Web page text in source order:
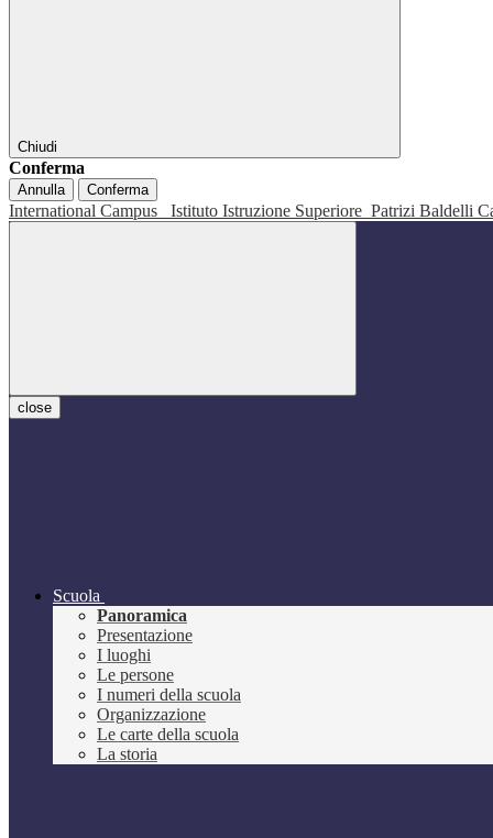
Chiudi
Conferma
Annulla Conferma
International Campus Istituto Istruzione Superiore Patrizi Baldelli
close
Scuola
Panoramica
Presentazione
I luoghi
Le persone
I numeri della scuola
Organizzazione
Le carte della scuola
La storia